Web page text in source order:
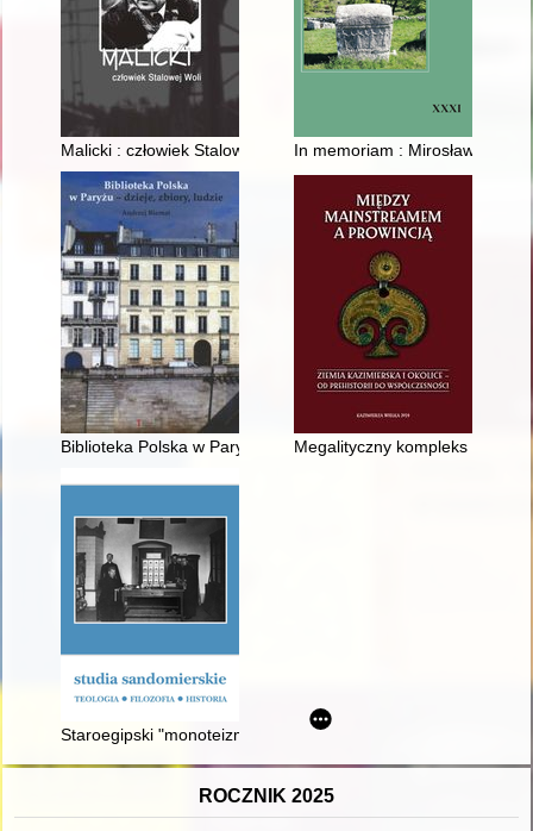
Malicki : człowiek Stalowej Woli In memoriam : Mirosław Jerzy
Biblioteka Polska w Paryżu - dzieje, zbiory, ludzie : zarys
Megalityczny kompleks
Staroegipski "monoteizm" jako antycypacja chrześcijaństwa
ROCZNIK 2025